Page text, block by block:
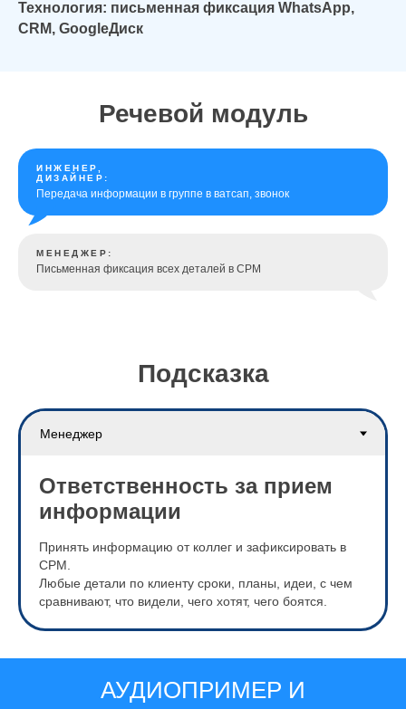
Технология: письменная фиксация WhatsApp,
CRM, GoogleДиск
Речевой модуль
ИНЖЕНЕР,
ДИЗАЙНЕР:
Передача информации в группе в ватсап, звонок
МЕНЕДЖЕР:
Письменная фиксация всех деталей в СРМ
Подсказка
Ответственность за прием
информации
Принять информацию от коллег и зафиксировать в
СРМ.
Любые детали по клиенту сроки, планы, идеи, с чем
сравнивают, что видели, чего хотят, чего боятся.
АУДИОПРИМЕР И